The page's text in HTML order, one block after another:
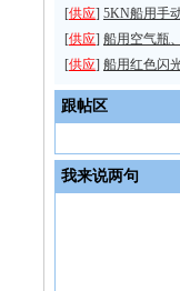
[供应] 5KN船用手
[供应] 船用空气瓶
[供应] 船用红色闪
跟帖区
我来说两句